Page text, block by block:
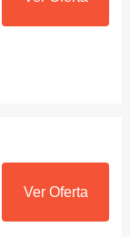
Ver Oferta